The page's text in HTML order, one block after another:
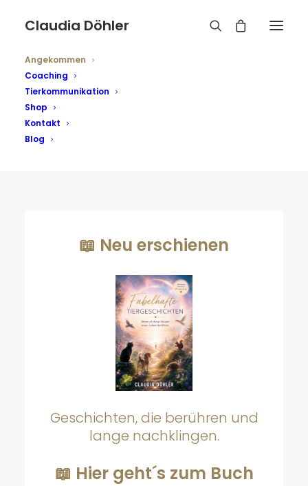
Claudia Döhler
Angekommen
Coaching
Tierkommunikation
Shop
Kontakt
Blog HerzResonanzRaum
📖 Neu erschienen
Geschichten, die berühren und
lange nachklingen.
📖 Hier geht´s zum Buch